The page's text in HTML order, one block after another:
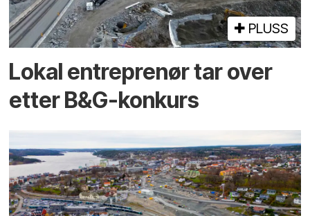
PLUSS
Lokal entreprenør tar over
etter B&G-konkurs